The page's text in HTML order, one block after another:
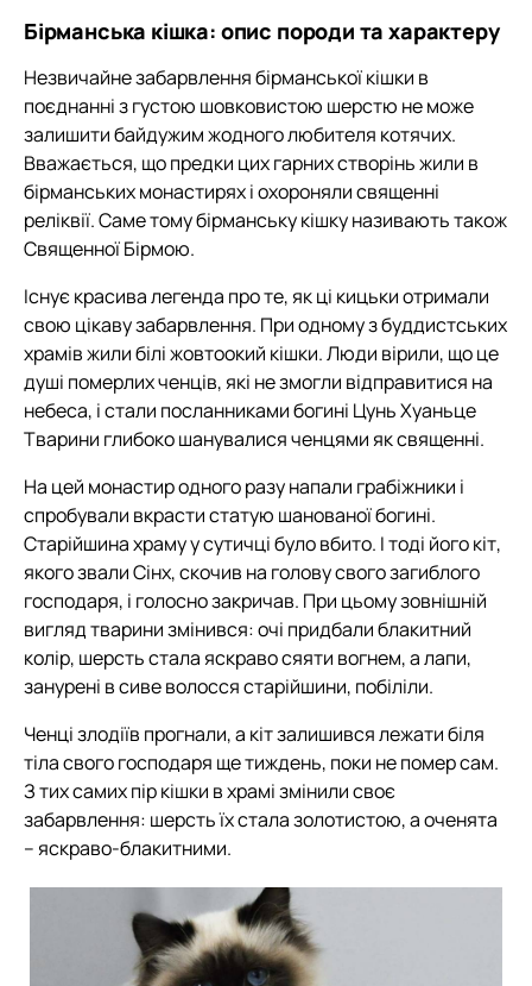
Бірманська кішка: опис породи та характеру
Незвичайне забарвлення бірманської кішки в
поєднанні з густою шовковистою шерстю не може
залишити байдужим жодного любителя котячих.
Вважається, що предки цих гарних створінь жили в
бірманських монастирях і охороняли священні
реліквії. Саме тому бірманську кішку називають також
Священної Бірмою.
Існує красива легенда про те, як ці кицьки отримали
свою цікаву забарвлення. При одному з буддистських
храмів жили білі жовтоокий кішки. Люди вірили, що це
душі померлих ченців, які не змогли відправитися на
небеса, і стали посланниками богині Цунь Хуаньце
Тварини глибоко шанувалися ченцями як священні.
На цей монастир одного разу напали грабіжники і
спробували вкрасти статую шанованої богині.
Старійшина храму у сутичці було вбито. І тоді його кіт,
якого звали Сінх, скочив на голову свого загиблого
господаря, і голосно закричав. При цьому зовнішній
вигляд тварини змінився: очі придбали блакитний
колір, шерсть стала яскраво сяяти вогнем, а лапи,
занурені в сиве волосся старійшини, побіліли.
Ченці злодіїв прогнали, а кіт залишився лежати біля
тіла свого господаря ще тиждень, поки не помер сам.
З тих самих пір кішки в храмі змінили своє
забарвлення: шерсть їх стала золотистою, а оченята
– яскраво-блакитними.